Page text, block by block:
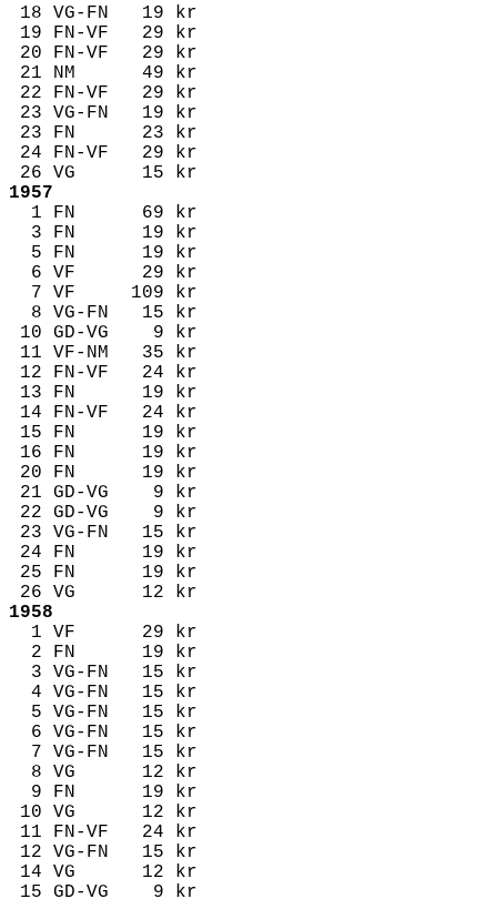
18 VG-FN 19 kr
19 FN-VF 29 kr
20 FN-VF 29 kr
21 NM 49 kr
22 FN-VF 29 kr
23 VG-FN 19 kr
23 FN 23 kr
24 FN-VF 29 kr
26 VG 15 kr
1957
1 FN 69 kr
3 FN 19 kr
5 FN 19 kr
6 VF 29 kr
7 VF 109 kr
8 VG-FN 15 kr
10 GD-VG 9 kr
11 VF-NM 35 kr
12 FN-VF 24 kr
13 FN 19 kr
14 FN-VF 24 kr
15 FN 19 kr
16 FN 19 kr
20 FN 19 kr
21 GD-VG 9 kr
22 GD-VG 9 kr
23 VG-FN 15 kr
24 FN 19 kr
25 FN 19 kr
26 VG 12 kr
1958
1 VF 29 kr
2 FN 19 kr
3 VG-FN 15 kr
4 VG-FN 15 kr
5 VG-FN 15 kr
6 VG-FN 15 kr
7 VG-FN 15 kr
8 VG 12 kr
9 FN 19 kr
10 VG 12 kr
11 FN-VF 24 kr
12 VG-FN 15 kr
14 VG 12 kr
15 GD-VG 9 kr